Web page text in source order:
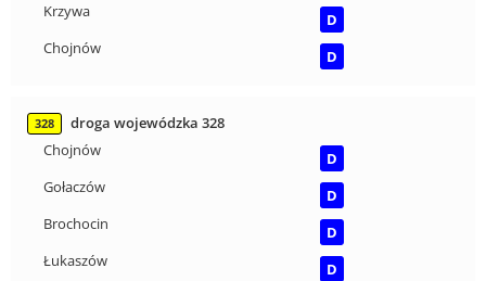
Krzywa
D
Chojnów
D
328
droga wojewódzka 328
Chojnów
D
Gołaczów
D
Brochocin
D
Łukaszów
D